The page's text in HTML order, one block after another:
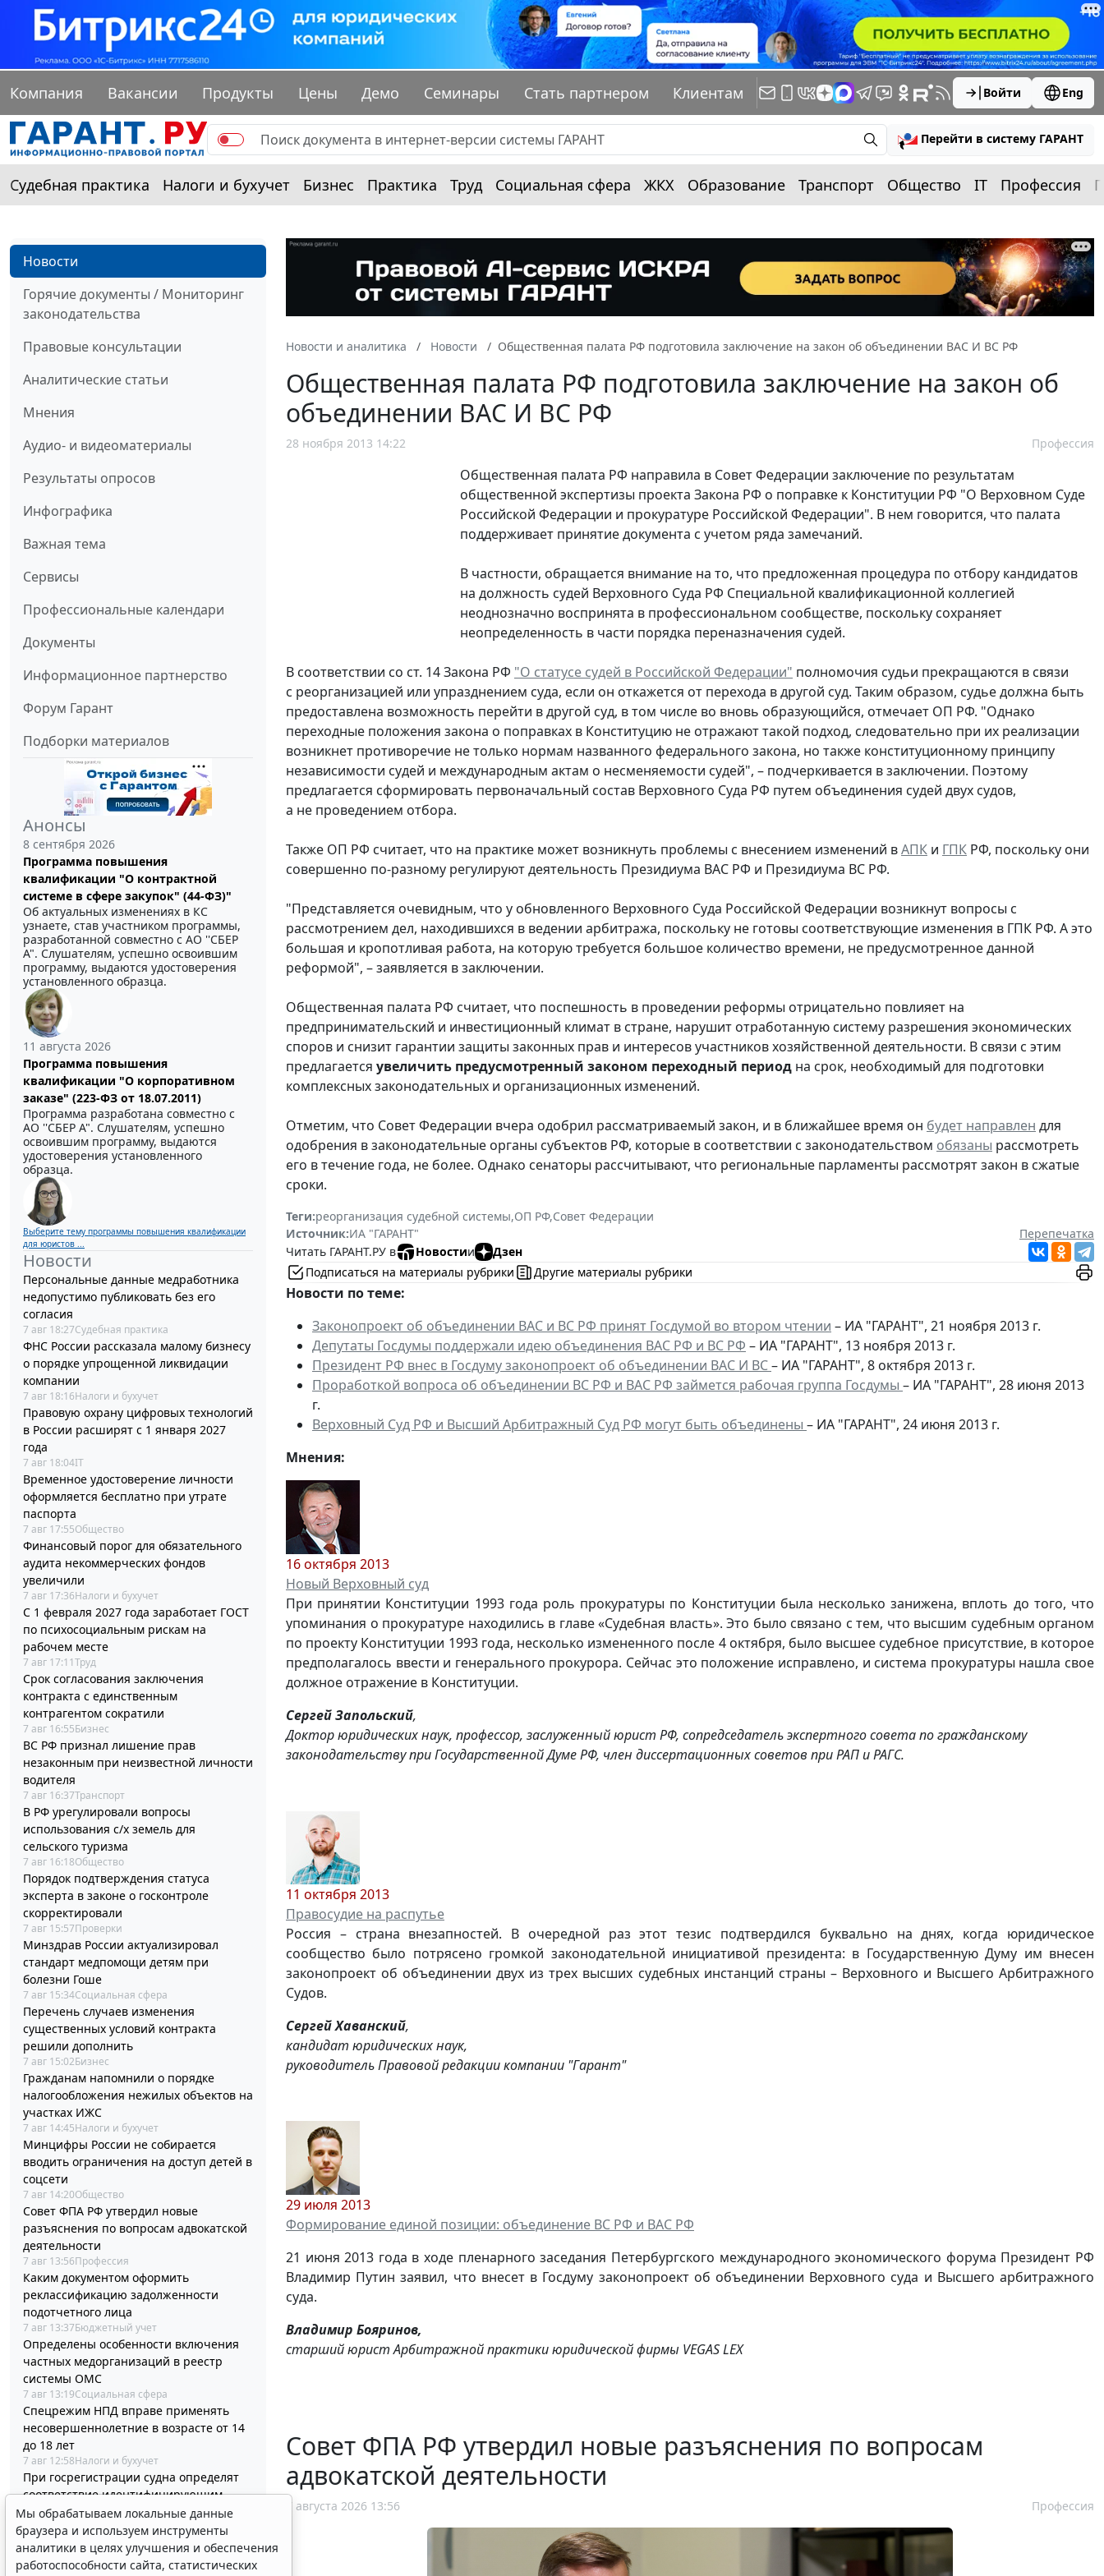
Компания Вакансии Продукты Цены Демо Семинары Стать партнером Клиентам Войти Eng
Перейти в систему ГАРАНТ
Судебная практика Налоги и бухучет Бизнес Практика Труд Социальная сфера ЖКХ Образование Транспорт Общество IT Профессия
Новости
Горячие документы / Мониторинг
законодательства
Правовые консультации
Аналитические статьи
Мнения
Аудио- и видеоматериалы
Результаты опросов
Инфографика
Важная тема
Сервисы
Профессиональные календари
Документы
Информационное партнерство
Форум Гарант
Подборки материалов
Анонсы
8 сентября 2026
Программа повышения
квалификации "О контрактной
системе в сфере закупок" (44-ФЗ)"
Об актуальных изменениях в КС
узнаете, став участником программы,
разработанной совместно с АО ''СБЕР
А". Слушателям, успешно освоившим
программу, выдаются удостоверения
установленного образца.
11 августа 2026
Программа повышения
квалификации "О корпоративном
заказе" (223-ФЗ от 18.07.2011)
Программа разработана совместно с
АО ''СБЕР А". Слушателям, успешно
освоившим программу, выдаются
удостоверения установленного
образца.
Выберите тему программы повышения квалификации
для юристов ...
Новости
Персональные данные медработника
недопустимо публиковать без его
согласия
7 авг 18:27Судебная практика
ФНС России рассказала малому бизнесу
о порядке упрощенной ликвидации
компании
7 авг 18:16Налоги и бухучет
Правовую охрану цифровых технологий
в России расширят с 1 января 2027
года
7 авг 18:04IT
Временное удостоверение личности
оформляется бесплатно при утрате
паспорта
7 авг 17:55Общество
Финансовый порог для обязательного
аудита некоммерческих фондов
увеличили
7 авг 17:36Налоги и бухучет
С 1 февраля 2027 года заработает ГОСТ
по психосоциальным рискам на
рабочем месте
7 авг 17:11Труд
Срок согласования заключения
контракта с единственным
контрагентом сократили
7 авг 16:55Бизнес
ВС РФ признал лишение прав
незаконным при неизвестной личности
водителя
7 авг 16:37Транспорт
В РФ урегулировали вопросы
использования с/х земель для
сельского туризма
7 авг 16:18Общество
Порядок подтверждения статуса
эксперта в законе о госконтроле
скорректировали
7 авг 15:57Проверки
Минздрав России актуализировал
стандарт медпомощи детям при
болезни Гоше
7 авг 15:34Социальная сфера
Перечень случаев изменения
существенных условий контракта
решили дополнить
7 авг 15:02Бизнес
Гражданам напомнили о порядке
налогообложения нежилых объектов на
участках ИЖС
7 авг 14:45Налоги и бухучет
Минцифры России не собирается
вводить ограничения на доступ детей в
соцсети
7 авг 14:20Общество
Совет ФПА РФ утвердил новые
разъяснения по вопросам адвокатской
деятельности
7 авг 13:56Профессия
Каким документом оформить
реклассификацию задолженности
подотчетного лица
7 авг 13:37Бюджетный учет
Определены особенности включения
частных медорганизаций в реестр
системы ОМС
7 авг 13:19Социальная сфера
Спецрежим НПД вправе применять
несовершеннолетние в возрасте от 14
до 18 лет
7 авг 12:58Налоги и бухучет
При госрегистрации судна определят
соответствие идентифицирующим
признакам
7 авг 12:34Транспорт
В Госдуме предложили заменить ЕГЭ
аттестацией в форме государственного
Новости и аналитика Новости Общественная палата РФ подготовила заключение на закон об объединении ВАС И ВС РФ
Общественная палата РФ подготовила заключение на закон об
объединении ВАС И ВС РФ
28 ноября 2013 14:22 Профессия
Общественная палата РФ направила в Совет Федерации заключение по результатам
общественной экспертизы проекта Закона РФ о поправке к Конституции РФ "О Верховном Суде
Российской Федерации и прокуратуре Российской Федерации". В нем говорится, что палата
поддерживает принятие документа с учетом ряда замечаний.
В частности, обращается внимание на то, что предложенная процедура по отбору кандидатов
на должность судей Верховного Суда РФ Специальной квалификационной коллегией
неоднозначно воспринята в профессиональном сообществе, поскольку сохраняет
неопределенность в части порядка переназначения судей.
В соответствии со ст. 14 Закона РФ "О статусе судей в Российской Федерации" полномочия судьи прекращаются в связи
с реорганизацией или упразднением суда, если он откажется от перехода в другой суд. Таким образом, судье должна быть
предоставлена возможность перейти в другой суд, в том числе во вновь образующийся, отмечает ОП РФ. "Однако
переходные положения закона о поправках в Конституцию не отражают такой подход, следовательно при их реализации
возникнет противоречие не только нормам названного федерального закона, но также конституционному принципу
независимости судей и международным актам о несменяемости судей", – подчеркивается в заключении. Поэтому
предлагается сформировать первоначальный состав Верховного Суда РФ путем объединения судей двух судов,
а не проведением отбора.
Также ОП РФ считает, что на практике может возникнуть проблемы с внесением изменений вАПК и ГПК РФ, поскольку они
совершенно по-разному регулируют деятельность Президиума ВАС РФ и Президиума ВС РФ.
"Представляется очевидным, что у обновленного Верховного Суда Российской Федерации возникнут вопросы с
рассмотрением дел, находившихся в ведении арбитража, поскольку не готовы соответствующие изменения в ГПК РФ. А это
большая и кропотливая работа, на которую требуется большое количество времени, не предусмотренное данной
реформой", – заявляется в заключении.
Общественная палата РФ считает, что поспешность в проведении реформы отрицательно повлияет на
предпринимательский и инвестиционный климат в стране, нарушит отработанную систему разрешения экономических
споров и снизит гарантии защиты законных прав и интересов участников хозяйственной деятельности. В связи с этим
предлагается увеличить предусмотренный законом переходный период на срок, необходимый для подготовки
комплексных законодательных и организационных изменений.
Отметим, что Совет Федерации вчера одобрил рассматриваемый закон, и в ближайшее время он будет направлен для
одобрения в законодательные органы субъектов РФ, которые в соответствии с законодательством обязаны рассмотреть
его в течение года, не более. Однако сенаторы рассчитывают, что региональные парламенты рассмотрят закон в сжатые
сроки.
Теги:реорганизация судебной системы,ОП РФ,Совет Федерации
Источник:ИА "ГАРАНТ"
Перепечатка
Читать ГАРАНТ.РУ в
Новостии
Дзен
Подписаться на материалы рубрики
Другие материалы рубрики
Новости по теме:
Законопроект об объединении ВАС и ВС РФ принят Госдумой во втором чтении – ИА "ГАРАНТ", 21 ноября 2013 г.
Депутаты Госдумы поддержали идею объединения ВАС РФ и ВС РФ – ИА "ГАРАНТ", 13 ноября 2013 г.
Президент РФ внес в Госдуму законопроект об объединении ВАС И ВС– ИА "ГАРАНТ", 8 октября 2013 г.
Проработкой вопроса об объединении ВС РФ и ВАС РФ займется рабочая группа Госдумы – ИА "ГАРАНТ", 28 июня 2013
г.
Верховный Суд РФ и Высший Арбитражный Суд РФ могут быть объединены – ИА "ГАРАНТ", 24 июня 2013 г.
Мнения:
16 октября 2013
Новый Верховный суд
При принятии Конституции 1993 года роль прокуратуры по Конституции была несколько занижена, вплоть до того, что
упоминания о прокуратуре находились в главе «Судебная власть». Это было связано с тем, что высшим судебным органом
по проекту Конституции 1993 года, несколько измененного после 4 октября, было высшее судебное присутствие, в которое
предполагалось ввести и генерального прокурора. Сейчас это положение исправлено, и система прокуратуры нашла свое
должное отражение в Конституции.
Сергей Запольский,
Доктор юридических наук, профессор, заслуженный юрист РФ, сопредседатель экспертного совета по гражданскому
законодательству при Государственной Думе РФ, член диссертационных советов при РАП и РАГС.
11 октября 2013
Правосудие на распутье
Россия – страна внезапностей. В очередной раз этот тезис подтвердился буквально на днях, когда юридическое
сообщество было потрясено громкой законодательной инициативой президента: в Государственную Думу им внесен
законопроект об объединении двух из трех высших судебных инстанций страны – Верховного и Высшего Арбитражного
Судов.
Сергей Хаванский,
кандидат юридических наук,
руководитель Правовой редакции компании "Гарант"
29 июля 2013
Формирование единой позиции: объединение ВС РФ и ВАС РФ
21 июня 2013 года в ходе пленарного заседания Петербургского международного экономического форума Президент РФ
Владимир Путин заявил, что внесет в Госдуму законопроект об объединении Верховного суда и Высшего арбитражного
суда.
Владимир Бояринов,
старший юрист Арбитражной практики юридической фирмы VEGAS LEX
Совет ФПА РФ утвердил новые разъяснения по вопросам
адвокатской деятельности
7 августа 2026 13:56 Профессия
Мы обрабатываем локальные данные
браузера и используем инструменты
аналитики в целях улучшения и обеспечения
работоспособности сайта, статистических